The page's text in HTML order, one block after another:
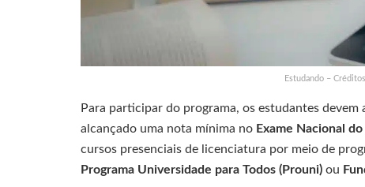
Estudando –
Para participar do programa, os estudantes
alcançado uma nota mínima no Exame Nacional
cursos presenciais de licenciatura por meio de
Programa Universidade para Todos (Prouni) ou